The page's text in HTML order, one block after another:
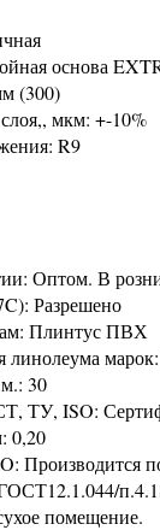
основа
(300)
мкм: +-10%
R9
Оптом. В
Разрешено
Плинтус ПВХ
30
ТУ, ISO:
0,20
помещение.